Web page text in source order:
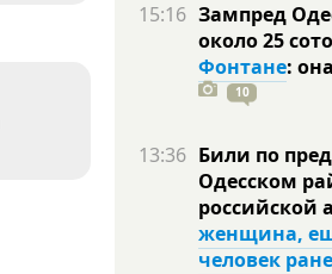
15:16 Зампред
около 25
Фонтане:
10
13:36 Били по
Одесском
российской
женщина,
человек